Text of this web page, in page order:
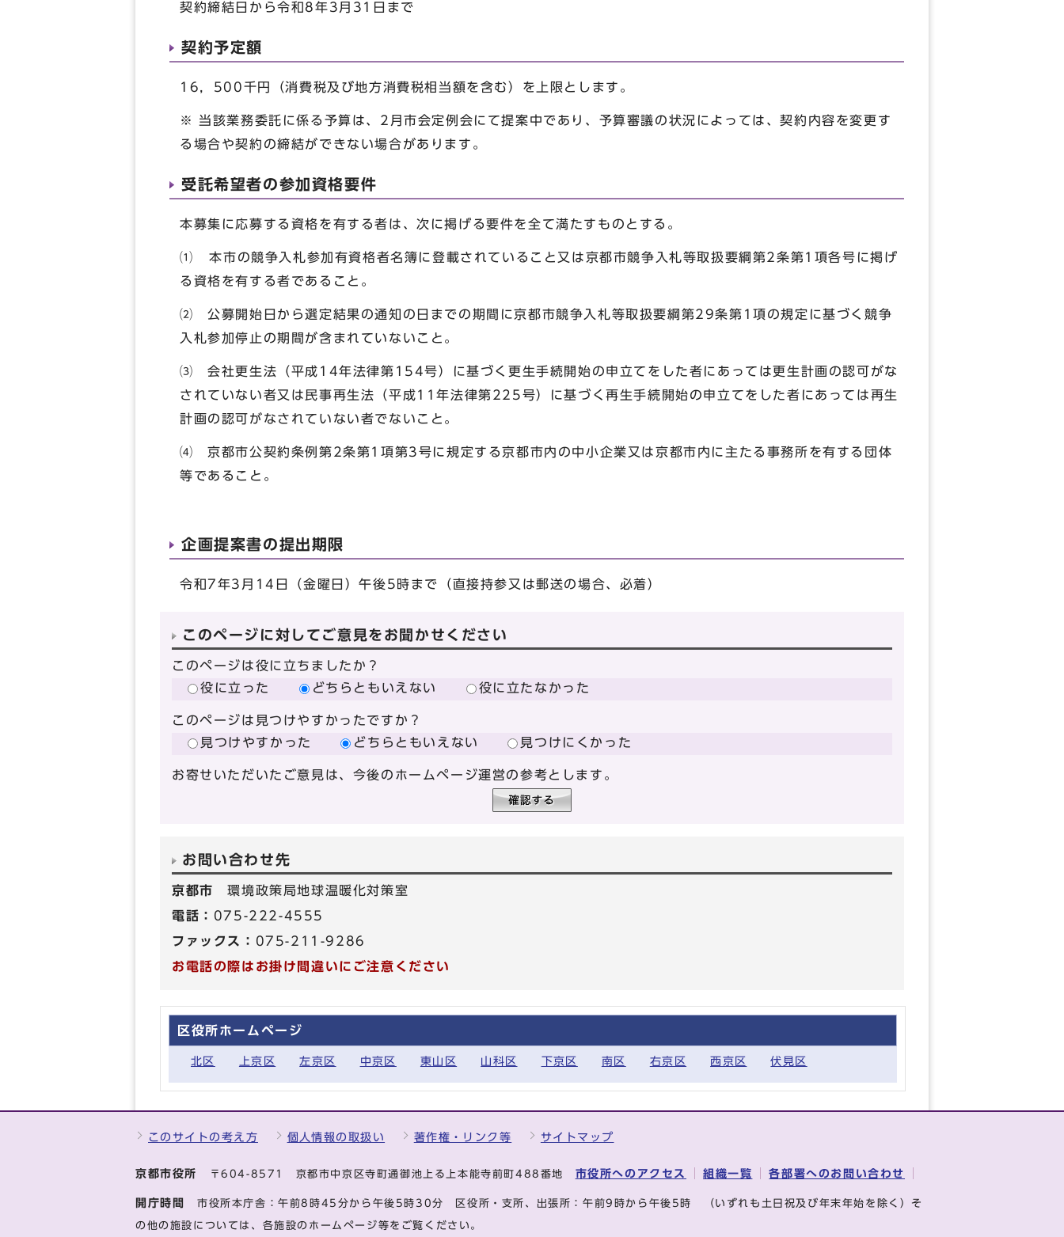
契約締結日から令和8年3月31日まで
契約予定額
16，500千円（消費税及び地方消費税相当額を含む）を上限とします。
※ 当該業務委託に係る予算は、2月市会定例会にて提案中であり、予算審議の状況によっては、契約内容を変更す
る場合や契約の締結ができない場合があります。
受託希望者の参加資格要件
本募集に応募する資格を有する者は、次に掲げる要件を全て満たすものとする。
⑴ 本市の競争入札参加有資格者名簿に登載されていること又は京都市競争入札等取扱要綱第2条第1項各号に掲げ
る資格を有する者であること。
⑵ 公募開始日から選定結果の通知の日までの期間に京都市競争入札等取扱要綱第29条第1項の規定に基づく競争
入札参加停止の期間が含まれていないこと。
⑶ 会社更生法（平成14年法律第154号）に基づく更生手続開始の申立てをした者にあっては更生計画の認可がな
されていない者又は民事再生法（平成11年法律第225号）に基づく再生手続開始の申立てをした者にあっては再生
計画の認可がなされていない者でないこと。
⑷ 京都市公契約条例第2条第1項第3号に規定する京都市内の中小企業又は京都市内に主たる事務所を有する団体
等であること。
企画提案書の提出期限
令和7年3月14日（金曜日）午後5時まで（直接持参又は郵送の場合、必着）
このページに対してご意見をお聞かせください
このページは役に立ちましたか？
役に立った
どちらともいえない 役に立たなかった
このページは見つけやすかったですか？
見つけやすかった
どちらともいえない 見つけにくかった
お寄せいただいたご意見は、今後のホームページ運営の参考とします。
お問い合わせ先
京都市環境政策局地球温暖化対策室
電話： 075-222-4555
ファックス： 075-211-9286
お電話の際はお掛け間違いにご注意ください
区役所ホームページ
北区 上京区 左京区 中京区 東山区 山科区 下京区 南区 右京区 西京区 伏見区
このサイトの考え方 個人情報の取扱い 著作権・リンク等 サイトマップ
京都市役所 〒604-8571 京都市中京区寺町通御池上る上本能寺前町488番地 市役所へのアクセス 組織一覧 各部署へのお問い合わせ
開庁時間 市役所本庁舎：午前8時45分から午後5時30分 区役所・支所、出張所：午前9時から午後5時 （いずれも土日祝及び年末年始を除く）そ
の他の施設については、各施設のホームページ等をご覧ください。